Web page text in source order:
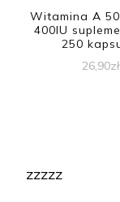
Witamina A
400IU
250
26,90zł
zzzzz